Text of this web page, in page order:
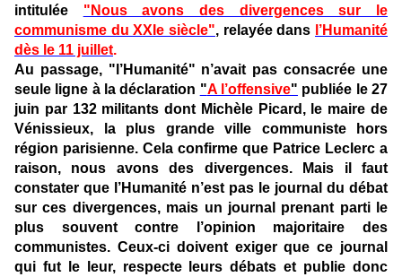
intitulée "Nous avons des divergences sur le
communisme du XXIe siècle", relayée dans l’Humanité
dès le 11 juillet.
Au passage, "l’Humanité" n’avait pas consacrée une
seule ligne à la déclaration "A l’offensive" publiée le 27
juin par 132 militants dont Michèle Picard, le maire de
Vénissieux, la plus grande ville communiste hors
région parisienne. Cela confirme que Patrice Leclerc a
raison, nous avons des divergences. Mais il faut
constater que l’Humanité n’est pas le journal du débat
sur ces divergences, mais un journal prenant parti le
plus souvent contre l’opinion majoritaire des
communistes. Ceux-ci doivent exiger que ce journal
qui fut le leur, respecte leurs débats et publie donc